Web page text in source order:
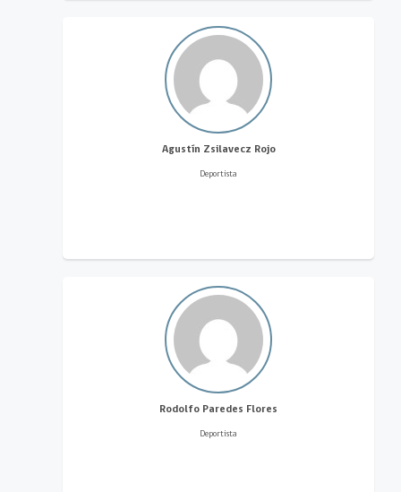
Agustín Zsilavecz Rojo
Deportista
Rodolfo Paredes Flores
Deportista